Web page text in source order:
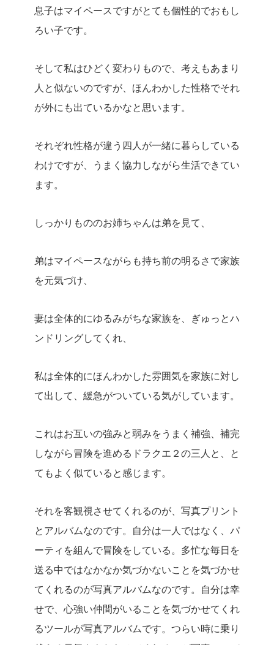
息子はマイペースですがとても個性的でおもし
ろい子です。
そして私はひどく変わりもので、考えもあまり
人と似ないのですが、ほんわかした性格でそれ
が外にも出ているかなと思います。
それぞれ性格が違う四人が一緒に暮らしている
わけですが、うまく協力しながら生活できてい
ます。
しっかりもののお姉ちゃんは弟を見て、
弟はマイペースながらも持ち前の明るさで家族
を元気づけ、
妻は全体的にゆるみがちな家族を、ぎゅっとハ
ンドリングしてくれ、
私は全体的にほんわかした雰囲気を家族に対し
て出して、緩急がついている気がしています。
これはお互いの強みと弱みをうまく補強、補完
しながら冒険を進めるドラクエ２の三人と、と
てもよく似ていると感じます。
それを客観視させてくれるのが、写真プリント
とアルバムなのです。自分は一人ではなく、パ
ーティを組んで冒険をしている。多忙な毎日を
送る中ではなかなか気づかないことを気づかせ
てくれるのが写真アルバムなのです。自分は幸
せで、心強い仲間がいることを気づかせてくれ
るツールが写真アルバムです。つらい時に乗り